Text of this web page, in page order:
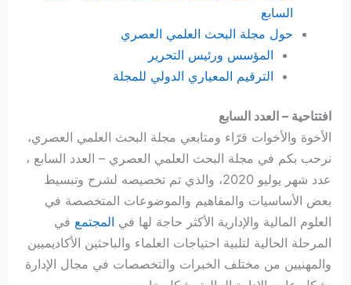
السابع
حول مجلة البحث العلمي العصري
المؤسس ورئيس التحرير
الترقيم المعياري الدولي للمجلة
افتتاحية – العدد السابع
الأخوة والأخوات قرّاء ومتابعي مجلة البحث العلمي العصري،
نرحب بكم في مجلة البحث العلمي العصري – العدد السابع ،
عدد شهر يوليو 2020، والذي تم تخصيصه لشرح وتبسيط
بعض الأساسيات والمفاهيم والموضوعات المتخصصة في
العلوم المالية والإدارية الأكثر حاجة لها في المجتمع في
المرحلة الحالية لتلبية احتياجات العلماء والباحثين الأكاديميين
والمهنيين من مختلف الخبرات والتخصصات في مجال الإدارة